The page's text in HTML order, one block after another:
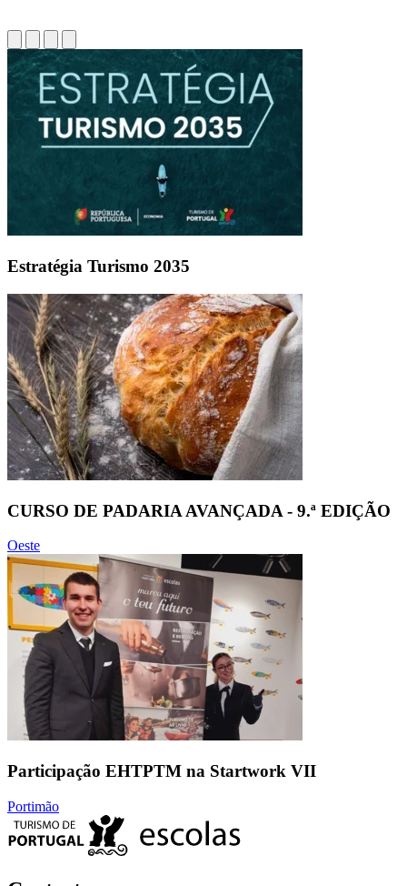
Estratégia Turismo 2035
CURSO DE PADARIA AVANÇADA - 9.ª EDIÇÃO
Oeste
Participação EHTPTM na Startwork VII
Portimão